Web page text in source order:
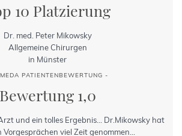
10 Platzierung
Dr. med. Peter Mikowsky
Allgemeine Chirurgen
in Münster
PATIENTENBEWERTUNG -
Bewertung 1,0
und ein tolles Ergebnis... Dr.Mikowsky hat
Vorgesprächen viel Zeit genommen...